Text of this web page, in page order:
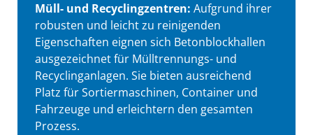
Müll- und Recyclingzentren: Aufgrund ihrer
robusten und leicht zu reinigenden
Eigenschaften eignen sich Betonblockhallen
ausgezeichnet für Mülltrennungs- und
Recyclinganlagen. Sie bieten ausreichend
Platz für Sortiermaschinen, Container und
Fahrzeuge und erleichtern den gesamten
Prozess.